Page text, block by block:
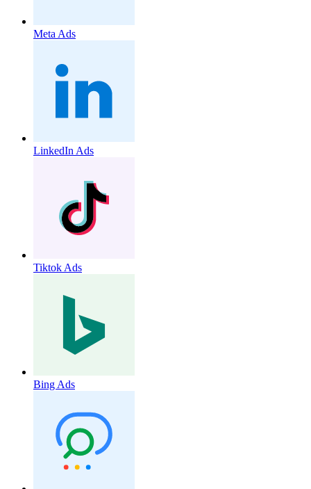
Meta Ads
LinkedIn Ads
Tiktok Ads
Bing Ads